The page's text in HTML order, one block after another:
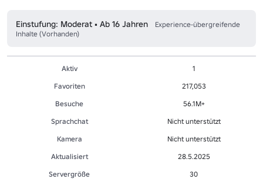
Einstufung: Moderat • Ab 16 Jahren
Experience-übergreifende
Inhalte (Vorhanden)
Aktiv
1
Favoriten
217,053
Besuche
56.1M+
Sprachchat
Nicht unterstützt
Kamera
Nicht unterstützt
Aktualisiert
28.5.2025
Servergröße
30